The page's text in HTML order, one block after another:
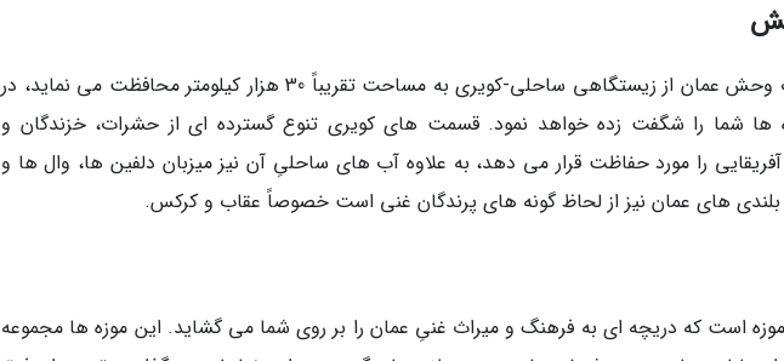
سازمان حفاظت از حیات وحش عمان از زیستگاهی ساحلی-کویری به مساحت تقریباً 30 هزار کیلومتر محافظت می نماید، در
ها شما را شگفت زده خواهد نمود. قسمت های کویری تنوع گسترده ای از حشرات، خزندگان و
آفریقایی را مورد حفاظت قرار می دهد، به علاوه آب های ساحلیِ آن نیز میزبان دلفین ها، وال ها و
های عمان نیز از لحاظ گونه های پرندگان غنی است خصوصاً عقاب و کرکس.
موزه است که دریچه ای به فرهنگ و میراث غنیِ عمان را بر روی شما می گشاید. این موزه ها مجموعه